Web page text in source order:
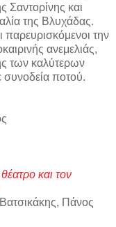
Σαντορίνης και
της Βλυχάδας.
παρευρισκόμενοι την
ανεμελιάς,
των καλύτερων
συνοδεία ποτού.
και τον
Πάνος